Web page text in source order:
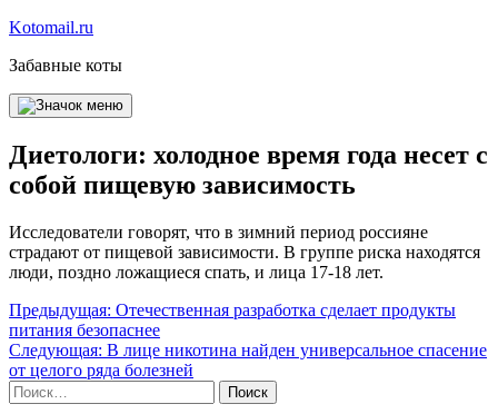
Перейти
содержимому
Kotomail.ru
Забавные коты
Диетологи: холодное время года несет с
собой пищевую зависимость
Исследователи говорят, что в зимний период россияне
страдают от пищевой зависимости. В группе риска находятся
люди, поздно ложащиеся спать, и лица 17-18 лет.
Навигация
по
записям
Предыдущая: Отечественная разработка сделает продукты
питания безопаснее
Следующая: В лице никотина найден универсальное спасение
от целого ряда болезней
Найти: